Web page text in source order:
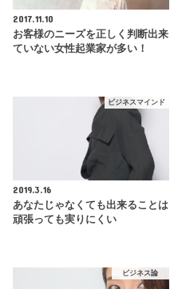
2017.11.10
お客様のニーズを正しく判断出来
ていない女性起業家が多い！
ビジネスマインド
2019.3.16
あなたじゃなくても出来ることは
頑張っても実りにくい
ビジネス論